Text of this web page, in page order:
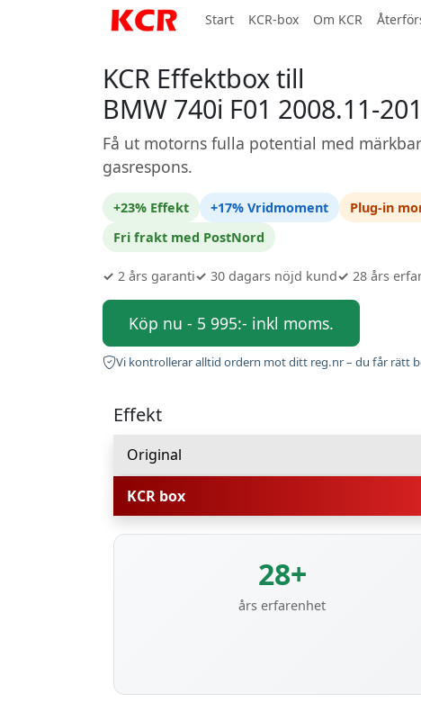
Start KCR-box Om KCR
KCR Effektbox till
BMW 740i F01 2008.11-
Få ut motorns fulla potential med
gasrespons.
+23% Effekt +17% Vridmoment Plug-in
Fri frakt med PostNord
✓ 2 års garanti✓ 30 dagars nöjd kund✓ 28 års
Köp nu - 5 995:- inkl moms.
Vi kontrollerar alltid ordern mot ditt reg.nr – du får rätt
Effekt
Original
KCR box
28+
års erfarenhet